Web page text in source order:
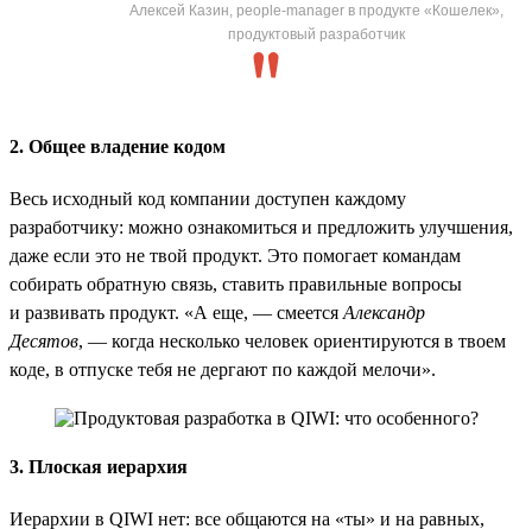
Алексей Казин, people-manager в продукте «Кошелек»,
продуктовый разработчик
2. Общее владение кодом
Весь исходный код компании доступен каждому
разработчику: можно ознакомиться и предложить улучшения,
даже если это не твой продукт. Это помогает командам
собирать обратную связь, ставить правильные вопросы
и развивать продукт. «А еще, — смеется Александр
Десятов, — когда несколько человек ориентируются в твоем
коде, в отпуске тебя не дергают по каждой мелочи».
3. Плоская иерархия
Иерархии в QIWI нет: все общаются на «ты» и на равных,